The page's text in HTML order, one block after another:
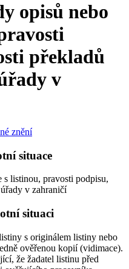
opisů nebo
překladů
v
znění
situace
listinou, pravosti podpisu,
v zahraničí
situaci
s originálem listiny nebo
ověřenou kopií (vidimace).
že žadatel listinu před